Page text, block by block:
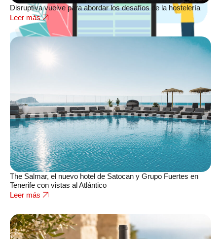
Disruptiva vuelve para abordar los desafíos de la hostelería
Leer más
The Salmar, el nuevo hotel de Satocan y Grupo Fuertes en
Tenerife con vistas al Atlántico
Leer más